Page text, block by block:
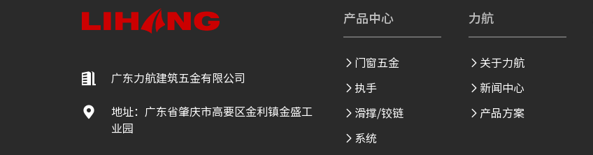
 广东力航建筑五金有限公司

地址：广东省肇庆市高要区金利镇金盛工
业园
产品中心
 门窗五金
 执手
 滑撑/铰链
 系统
力航
 关于力航
 新闻中心
 产品方案